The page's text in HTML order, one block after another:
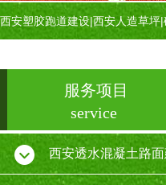
西安塑胶跑道建设|西安人造草坪|
服务项目
service
西安透水混凝土路面